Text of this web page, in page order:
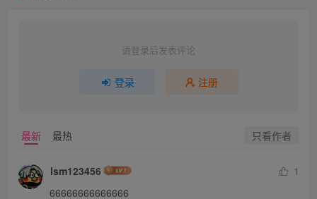
请登录后发表评论
登录 注册
最新 最热 只看作者
lsm123456
1
66666666666666